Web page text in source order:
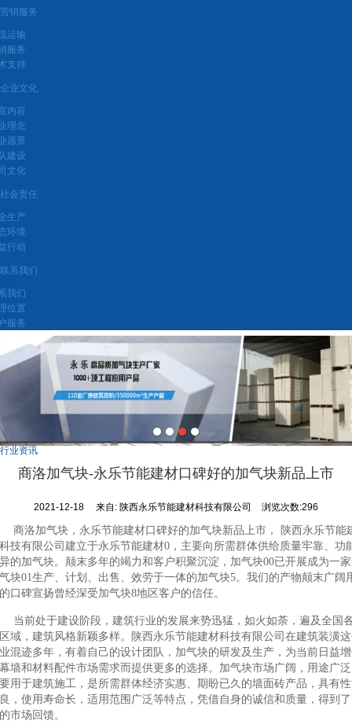
营销服务
运输
服务
支持
企业文化
内容
理念
愿景
建设
文化
社会责任
生产
环境
行动
联系我们
我们
位置
服务
行业资讯
商洛加气块-永乐节能建材口碑好的加气块新品上市
2021-12-18 来自: 陕西永乐节能建材科技有限公司 浏览次数:296
商洛加气块，永乐节能建材口碑好的加气块新品上市， 陕西永乐节能
技有限公司建立于永乐节能建材0，主要向所需群体供给质量牢靠、功
的加气块。颠末多年的竭力和客户积聚沉淀，加气块00已开展成为一
块01生产、计划、出售、效劳于一体的加气块5。我们的产物颠末广阔
口碑宣扬曾经深受加气块8地区客户的信任。
当前处于建设阶段，建筑行业的发展来势迅猛，如火如荼，遍及全国
域，建筑风格新颖多样。陕西永乐节能建材科技有限公司在建筑装潢
混迹多年，有着自己的设计团队，加气块的研发及生产，为当前日益
墙和材料配件市场需求而提供更多的选择。加气块市场广阔，用途广
用于建筑施工，是所需群体经济实惠、期盼已久的墙面砖产品，具有
，使用寿命长，适用范围广泛等特点，凭借自身的诚信和质量，得到
市场回馈。